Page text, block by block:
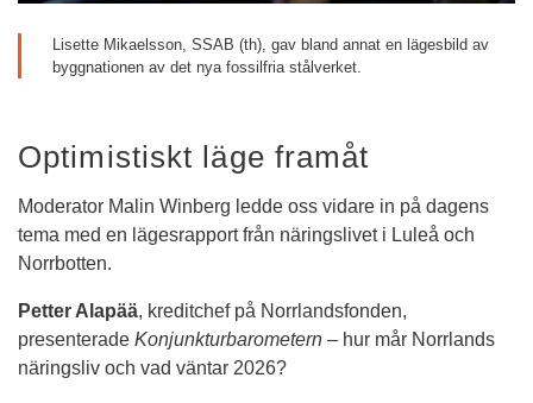
Lisette Mikaelsson, SSAB (th), gav bland annat en lägesbild av
byggnationen av det nya fossilfria stålverket.
Optimistiskt läge framåt
Moderator Malin Winberg ledde oss vidare in på dagens
tema med en lägesrapport från näringslivet i Luleå och
Norrbotten.
Petter Alapää, kreditchef på Norrlandsfonden,
presenterade Konjunkturbarometern – hur mår Norrlands
näringsliv och vad väntar 2026?